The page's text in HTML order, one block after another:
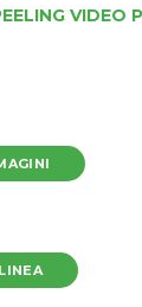
VIDEO